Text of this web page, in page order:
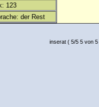
123
der Rest
inserat( 5/5 5 von 5